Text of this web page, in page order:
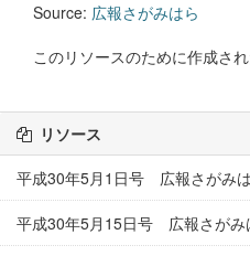
Source: 広報さがみはら
このリソースのために作成さ
リソース
平成30年5月1日号 広報さがみは
平成30年5月15日号 広報さがみ